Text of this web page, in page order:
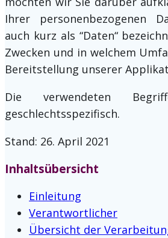
Ihrer personenbezogenen
auch kurz als “Daten“
Zwecken und in welchem
Bereitstellung unserer
Die verwendeten
geschlechtsspezifisch.
Stand: 26. April 2021
Inhaltsübersicht
Einleitung
Verantwortlicher
Übersicht der